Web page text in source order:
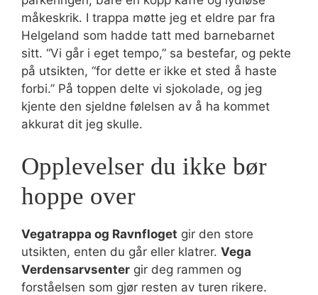
måkeskrik. I trappa møtte jeg et eldre par fra
Helgeland som hadde tatt med barnebarnet
sitt. “Vi går i eget tempo,” sa bestefar, og pekte
på utsikten, “for dette er ikke et sted å haste
forbi.” På toppen delte vi sjokolade, og jeg
kjente den sjeldne følelsen av å ha kommet
akkurat dit jeg skulle.
Opplevelser du ikke bør
hoppe over
Vegatrappa og Ravnfloget gir den store
utsikten, enten du går eller klatrer. Vega
Verdensarvsenter gir deg rammen og
forståelsen som gjør resten av turen rikere.